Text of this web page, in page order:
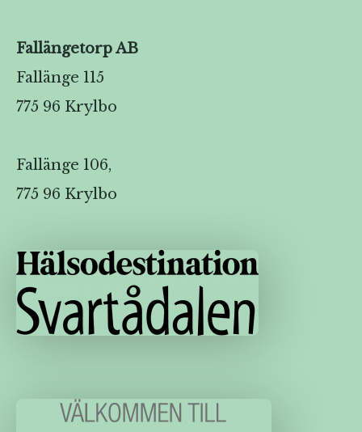
Fallängetorp AB
Fallänge 115
775 96 Krylbo
Fallänge 106,
775 96 Krylbo